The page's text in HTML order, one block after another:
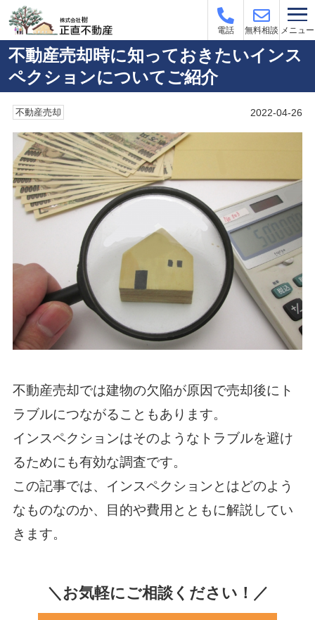
電話 無料相談 メニュー
不動産売却時に知っておきたいインス
ペクションについてご紹介
不動産売却 2022-04-26
不動産売却では建物の欠陥が原因で売却後にト
ラブルにつながることもあります。
インスペクションはそのようなトラブルを避け
るためにも有効な調査です。
この記事では、インスペクションとはどのよう
なものなのか、目的や費用とともに解説してい
きます。
＼お気軽にご相談ください！／